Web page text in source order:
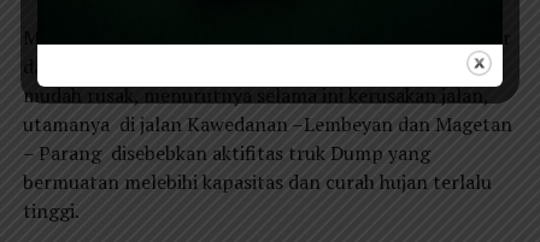
Muhtar berharap selama arus mudik dan arus balik akhir
dan awal bulan juni 2018 nanti, kondisi jalan tidak
mudah rusak, menurutnya selama ini kerusakan jalan,
utamanya di jalan Kawedanan –Lembeyan dan Magetan
– Parang disebebkan aktifitas truk Dump yang
bermuatan melebihi kapasitas dan curah hujan terlalu
tinggi.